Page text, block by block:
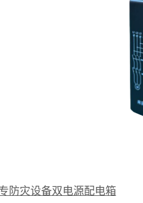
防灾设备双电源配电箱